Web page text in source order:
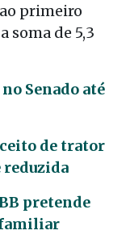
primeiro
soma de 5,3
Senado até
de trator
reduzida
pretende